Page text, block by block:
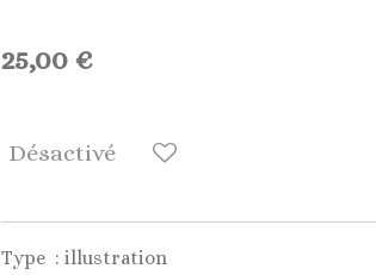
25,00 €
Désactivé
Type : illustration